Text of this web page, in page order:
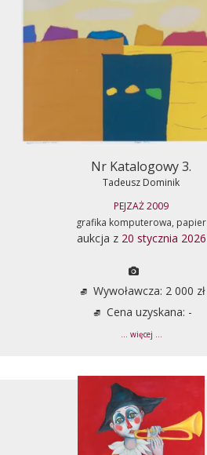
Nr Katalogowy 3.
Tadeusz Dominik
PEJZAŻ 2009
grafika komputerowa, papier
aukcja z 20 stycznia 2026
Wywoławcza: 2 000 zł
Cena uzyskana: -
... więcej ...